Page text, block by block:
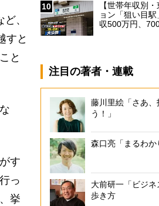
、
すと
と
す
っ
挙
10
【世帯年収別
ョン「狙い目
収500万円、
注目の著者・連載
藤川里絵「さあ、
う！」
森口亮「まるわか
大前研一「ビジ
歩き方